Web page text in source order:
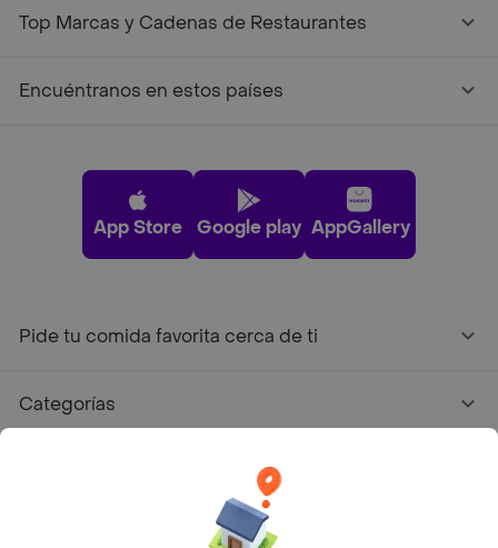
Top Marcas y Cadenas de Restaurantes
Encuéntranos en estos países
App Store Google play AppGallery
Pide tu comida favorita cerca de ti
Categorías